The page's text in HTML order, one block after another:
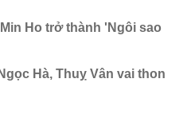
Ho trở thành 'Ngôi sao
Hà, Thuỵ Vân vai thon